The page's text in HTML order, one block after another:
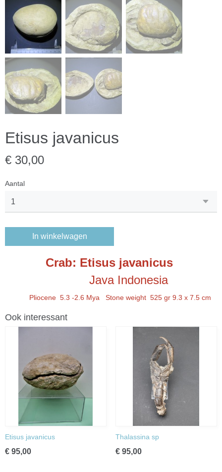
Etisus javanicus
€ 30,00
Aantal
In winkelwagen
Crab: Etisus javanicus
Java Indonesia
Pliocene 5.3 -2.6 Mya Stone weight 525 gr 9.3 x 7.5 cm
Ook interessant
Etisus javanicus
€ 95,00
Thalassina sp
€ 95,00